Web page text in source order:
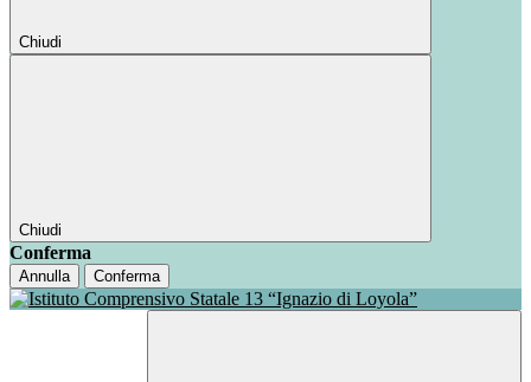
Chiudi
Chiudi
Conferma
Annulla Conferma